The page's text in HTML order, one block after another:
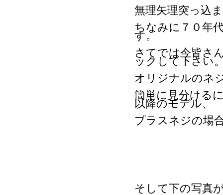
無理矢理突っ込
ちなみに７０年
す。
さてでは今皆さ
ックして下さい
オリジナルのネ
簡単に見分ける
以降のモデル、
プラスネジの場
そして下の写真